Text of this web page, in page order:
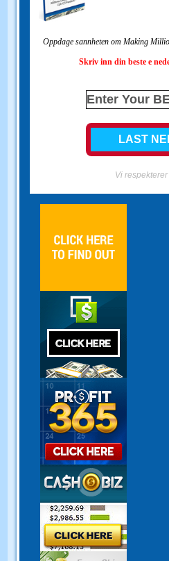
Oppdage sannheten om Making
Skriv inn din beste e
Vi